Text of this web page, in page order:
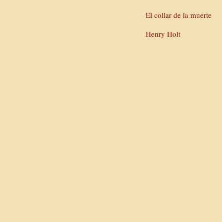
El collar de la muerte
Henry Holt